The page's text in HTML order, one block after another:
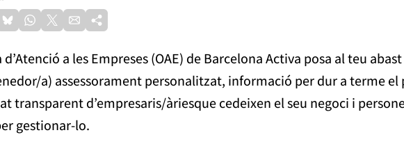
d’Atenció a les Empreses (OAE) de Barcelona Activa posa al teu
a) assessorament personalitzat, informació per dur a terme el
transparent d’empresaris/àriesque cedeixen el seu negoci i
gestionar-lo.